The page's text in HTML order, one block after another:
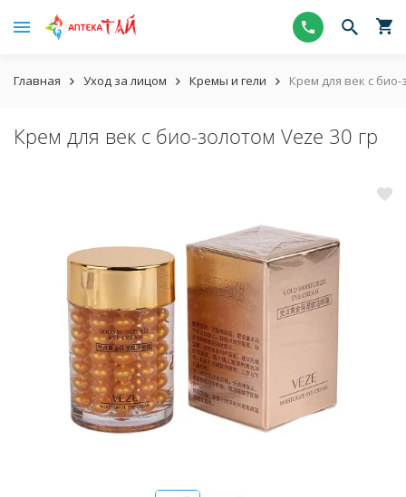
Главная Уход за лицом Кремы и гели Крем для век с био-
Крем для век с био-золотом Veze 30 гр